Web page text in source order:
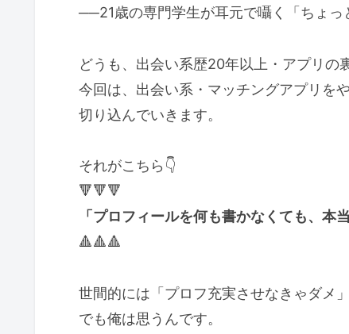
──21歳の専門学生が耳元で囁く「ちょ
どうも、出会い系歴20年以上・アプリの
今回は、出会い系・マッチングアプリを
切り込んでいきます。
それがこちら👇
🔻🔻🔻
「プロフィールを何も書かなくても、本
🔺🔺🔺
世間的には「プロフ充実させなきゃダメ
でも俺は思うんです。